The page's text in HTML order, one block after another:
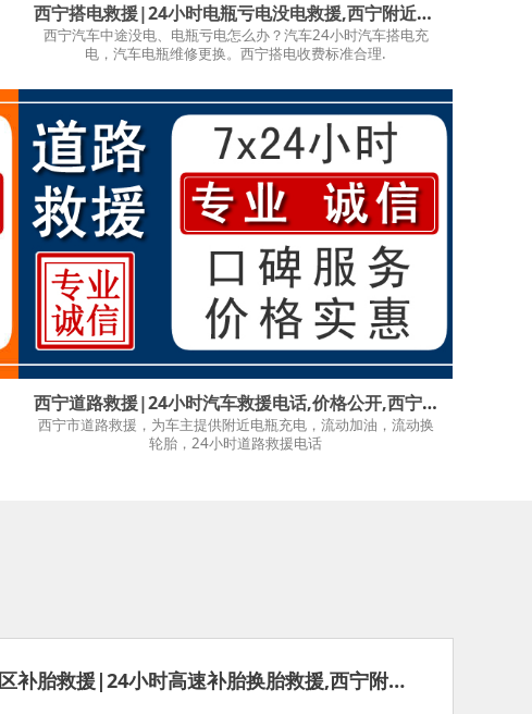
西宁搭电救援|24小时电瓶亏电没电救援,西宁附近流动更换电瓶
西宁汽车中途没电、电瓶亏电怎么办？汽车24小时汽车搭电充
电，汽车电瓶维修更换。西宁搭电收费标准合理.
西宁道路救援|24小时汽车救援电话,价格公开,西宁附近的道路救援
西宁市道路救援，为车主提供附近电瓶充电，流动加油，流动换
轮胎，24小时道路救援电话
西宁湟中区补胎救援|24小时高速补胎换胎救援,西宁附近流动更换轮胎